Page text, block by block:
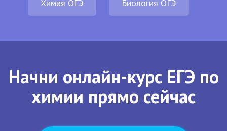
Химия ОГЭ Биология ОГЭ
Начни онлайн-курс ЕГЭ по
химии прямо сейчас